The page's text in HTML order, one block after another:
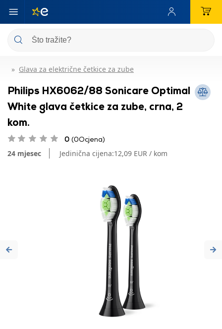
Glava za električne četkice za zube
Philips HX6062/88 Sonicare Optimal
White glava četkice za zube, crna, 2
kom.
0 (0Ocjena)
24 mjesec Jedinična cijena:12,09 EUR / kom
Previous